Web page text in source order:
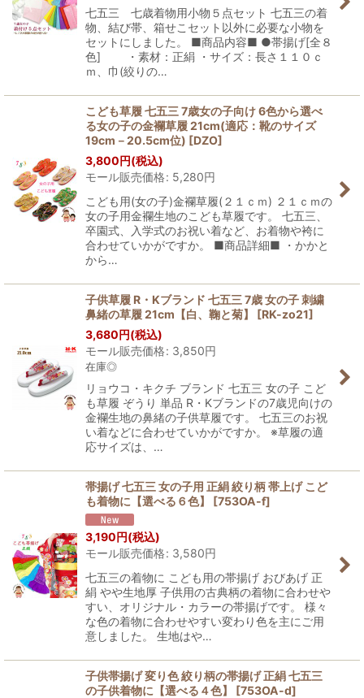
七五三 七歳着物用小物５点セット 七五三の着
物、結び帯、箱せこセット以外に必要な小物を
セットにしました。 ■商品内容■ ●帯揚げ[全８
色] ・素材：正絹 ・サイズ：長さ１１０ｃ
ｍ、巾(絞りの…
こども草履 七五三 7歳女の子向け 6色から選べ
る女の子の金襴草履 21cm(適応：靴のサイズ
19cm－20.5cm位) [DZO]
3,800円(税込)
モール販売価格: 5,280円
こども用(女の子)金襴草履(２１ｃｍ) ２１ｃｍの
女の子用金襴生地のこども草履です。 七五三、
卒園式、入学式のお祝い着など、お着物や袴に
合わせていかがですか。 ■商品詳細■ ・かかと
から…
子供草履 R・Kブランド 七五三 7歳 女の子 刺繍
鼻緒の草履 21cm【白、鞠と菊】
[RK-zo21]
3,680円(税込)
モール販売価格: 3,850円
在庫◎
リョウコ・キクチ ブランド 七五三 女の子 こど
も草履 ぞうり 単品 R・Kブランドの7歳児向けの
金襴生地の鼻緒の子供草履です。 七五三のお祝
い着などに合わせていかがですか。 ※草履の適
応サイズは、…
帯揚げ 七五三 女の子用 正絹 絞り柄 帯上げ こど
も着物に【選べる６色】
[753OA-f]
3,190円(税込)
モール販売価格: 3,580円
七五三の着物に こども用の帯揚げ おびあげ 正
絹 やや生地厚 子供用の古典柄の着物に合わせや
すい、オリジナル・カラーの帯揚げです。 様々
な色の着物に合わせやすい変わり色を主にご用
意しました。 生地はや…
子供帯揚げ 変り色 絞り柄の帯揚げ 正絹 七五三
の子供着物に【選べる４色】
[753OA-d]